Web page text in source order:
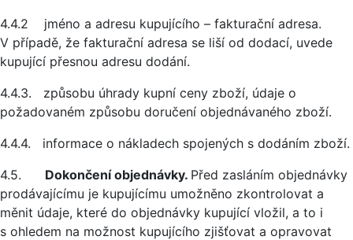
4.4.2 jméno a adresu kupujícího – fakturační adresa.
V případě, že fakturační adresa se liší od dodací, uvede
kupující přesnou adresu dodání.
4.4.3. způsobu úhrady kupní ceny zboží, údaje o
požadovaném způsobu doručení objednávaného zboží.
4.4.4. informace o nákladech spojených s dodáním zboží.
4.5. Dokončení objednávky. Před zasláním objednávky
prodávajícímu je kupujícímu umožněno zkontrolovat a
měnit údaje, které do objednávky kupující vložil, a to i
s ohledem na možnost kupujícího zjišťovat a opravovat